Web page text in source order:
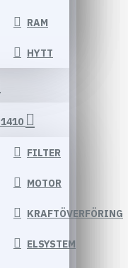
RAM
HYTT
1410
FILTER
MOTOR
KRAFTÖVERFÖRING
ELSYSTEM